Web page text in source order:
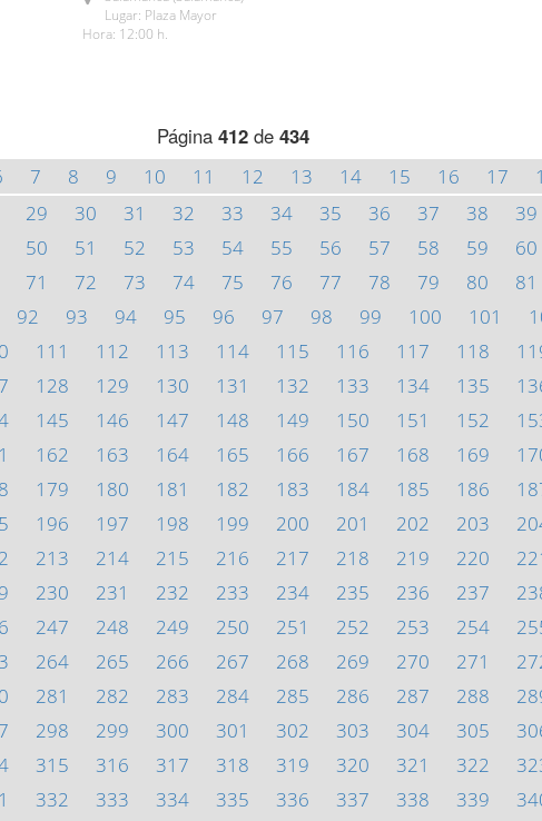
Lugar: Plaza Mayor
Hora: 12:00 h.
Página 412de 434
7 8 9 10 11 12 13 14 15 16 17
29 30 31 32 33 34 35 36 37 38 39
50 51 52 53 54 55 56 57 58 59 60
71 72 73 74 75 76 77 78 79 80 81
92 93 94 95 96 97 98 99 100 101
111 112 113 114 115 116 117 118
128 129 130 131 132 133 134 135
145 146 147 148 149 150 151 152
162 163 164 165 166 167 168 169
179 180 181 182 183 184 185 186
196 197 198 199 200 201 202 203
213 214 215 216 217 218 219 220
230 231 232 233 234 235 236 237
247 248 249 250 251 252 253 254
264 265 266 267 268 269 270 271
281 282 283 284 285 286 287 288
298 299 300 301 302 303 304 305
315 316 317 318 319 320 321 322
332 333 334 335 336 337 338 339